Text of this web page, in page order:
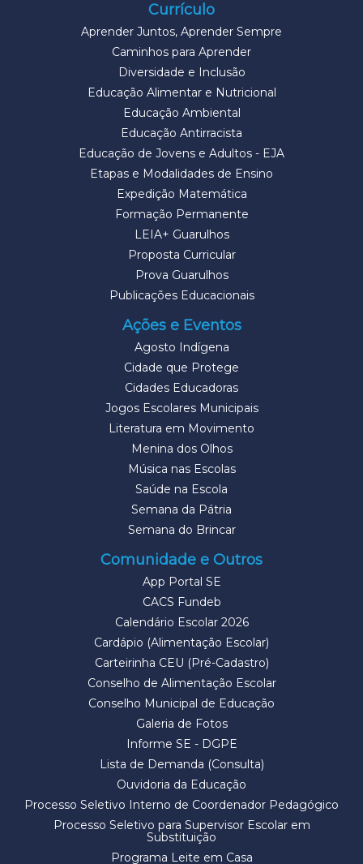
Currículo
Aprender Juntos, Aprender Sempre
Caminhos para Aprender
Diversidade e Inclusão
Educação Alimentar e Nutricional
Educação Ambiental
Educação Antirracista
Educação de Jovens e Adultos - EJA
Etapas e Modalidades de Ensino
Expedição Matemática
Formação Permanente
LEIA+ Guarulhos
Proposta Curricular
Prova Guarulhos
Publicações Educacionais
Ações e Eventos
Agosto Indígena
Cidade que Protege
Cidades Educadoras
Jogos Escolares Municipais
Literatura em Movimento
Menina dos Olhos
Música nas Escolas
Saúde na Escola
Semana da Pátria
Semana do Brincar
Comunidade e Outros
App Portal SE
CACS Fundeb
Calendário Escolar 2026
Cardápio (Alimentação Escolar)
Carteirinha CEU (Pré-Cadastro)
Conselho de Alimentação Escolar
Conselho Municipal de Educação
Galeria de Fotos
Informe SE - DGPE
Lista de Demanda (Consulta)
Ouvidoria da Educação
Processo Seletivo Interno de Coordenador Pedagógico
Processo Seletivo para Supervisor Escolar em
Substituição
Programa Leite em Casa